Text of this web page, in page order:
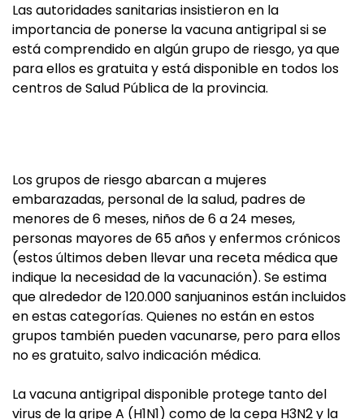
Las autoridades sanitarias insistieron en la
importancia de ponerse la vacuna antigripal si se
está comprendido en algún grupo de riesgo, ya que
para ellos es gratuita y está disponible en todos los
centros de Salud Pública de la provincia.
Los grupos de riesgo abarcan a mujeres
embarazadas, personal de la salud, padres de
menores de 6 meses, niños de 6 a 24 meses,
personas mayores de 65 años y enfermos crónicos
(estos últimos deben llevar una receta médica que
indique la necesidad de la vacunación). Se estima
que alrededor de 120.000 sanjuaninos están incluidos
en estas categorías. Quienes no están en estos
grupos también pueden vacunarse, pero para ellos
no es gratuito, salvo indicación médica.
La vacuna antigripal disponible protege tanto del
virus de la gripe A (H1N1) como de la cepa H3N2 y la